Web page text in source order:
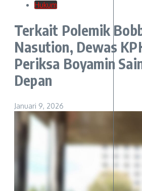
Hukum
Terkait Polemik
Nasution, Dewas
Periksa Boyamin
Depan
Januari 9, 2026